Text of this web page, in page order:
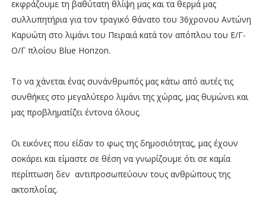
εκφράζουμε τη βαθύτατη θλίψη μας και τα θερμά μας
συλλυπητήρια για τον τραγικό θάνατο του 36χρονου Αντώνη
Καρυώτη στο λιμάνι του Πειραιά κατά τον απόπλου του Ε/Γ-
Ο/Γ πλοίου Blue Horizon.
Το να χάνεται ένας συνάνθρωπός μας κάτω από αυτές τις
συνθήκες στο μεγαλύτερο λιμάνι της χώρας, μας θυμώνει και
μας προβληματίζει έντονα όλους.
Οι εικόνες που είδαν το φως της δημοσιότητας, μας έχουν
σοκάρει και είμαστε σε θέση να γνωρίζουμε ότι σε καμία
περίπτωση δεν αντιπροσωπεύουν τους ανθρώπους της
ακτοπλοΐας.